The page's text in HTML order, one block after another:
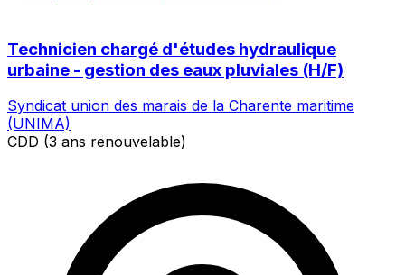
Technicien chargé d'études hydraulique
urbaine - gestion des eaux pluviales (H/F)
Syndicat union des marais de la Charente maritime
(UNIMA)
CDD (3 ans renouvelable)